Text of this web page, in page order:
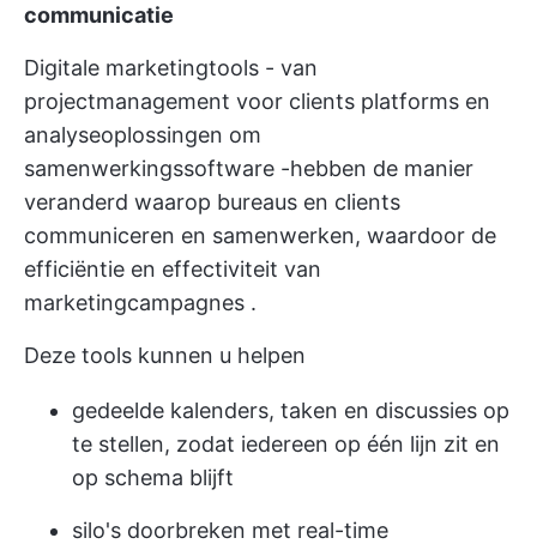
communicatie
Digitale marketingtools - van
projectmanagement voor clients platforms en
analyseoplossingen om
samenwerkingssoftware -hebben de manier
veranderd waarop bureaus en clients
communiceren en samenwerken, waardoor de
efficiëntie en effectiviteit van
marketingcampagnes .
Deze tools kunnen u helpen
gedeelde kalenders, taken en discussies op
te stellen, zodat iedereen op één lijn zit en
op schema blijft
silo's doorbreken met real-time